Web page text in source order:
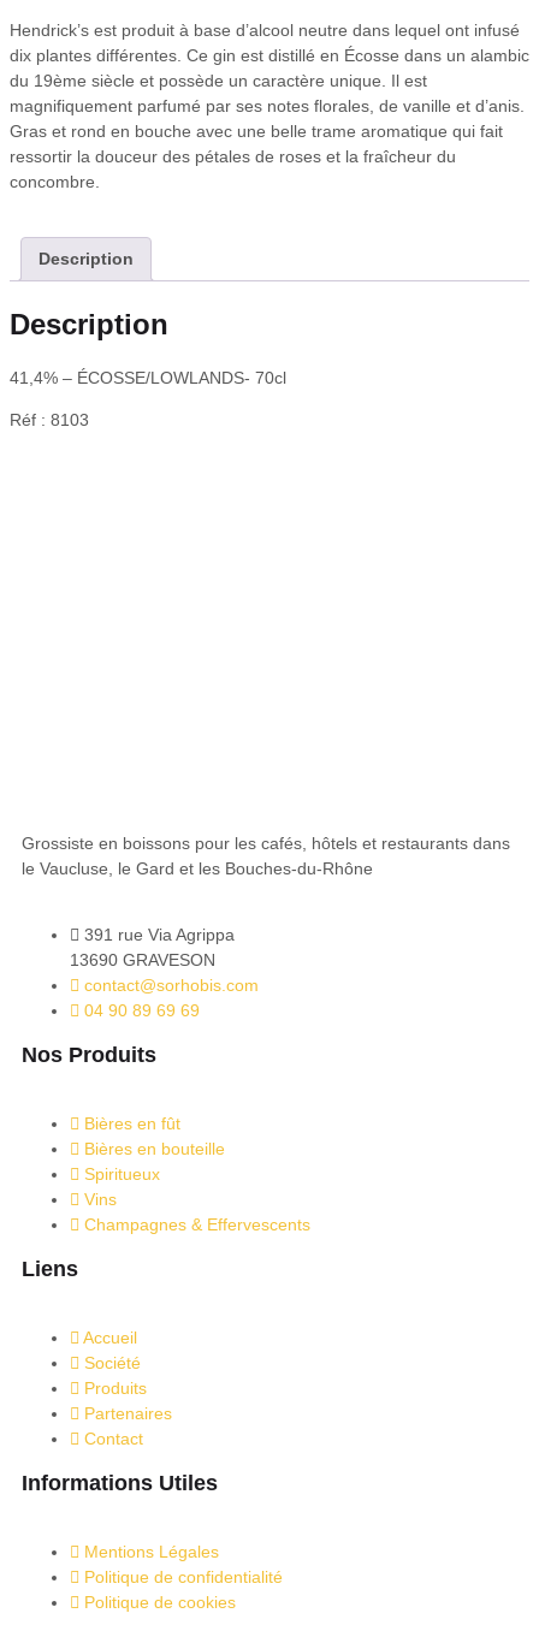
Hendrick’s est produit à base d’alcool neutre dans lequel ont infusé
dix plantes différentes. Ce gin est distillé en Écosse dans un alambic
du 19ème siècle et possède un caractère unique. Il est
magnifiquement parfumé par ses notes florales, de vanille et d’anis.
Gras et rond en bouche avec une belle trame aromatique qui fait
ressortir la douceur des pétales de roses et la fraîcheur du
concombre.
Description
Description
41,4% – ÉCOSSE/LOWLANDS- 70cl
Réf : 8103
Grossiste en boissons pour les cafés, hôtels et restaurants dans
le Vaucluse, le Gard et les Bouches-du-Rhône
391 rue Via Agrippa
13690 GRAVESON
contact@sorhobis.com
04 90 89 69 69
Nos Produits
Bières en fût
Bières en bouteille
Spiritueux
Vins
Champagnes & Effervescents
Liens
Accueil
Société
Produits
Partenaires
Contact
Informations Utiles
Mentions Légales
Politique de confidentialité
Politique de cookies